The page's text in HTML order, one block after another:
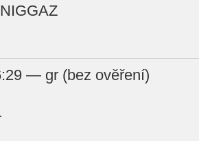
— gr (bez ověření)